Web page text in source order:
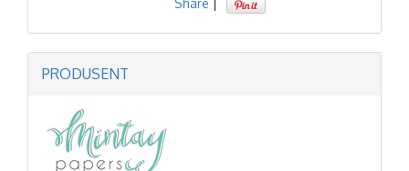
Share |
PRODUSENT